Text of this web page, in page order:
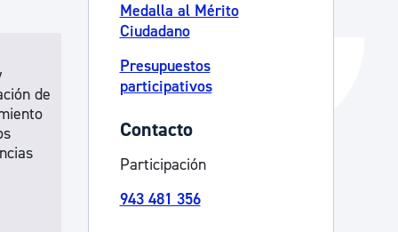
de
Medalla al Mérito
Ciudadano
Presupuestos
participativos
Contacto
Participación
943 481 356